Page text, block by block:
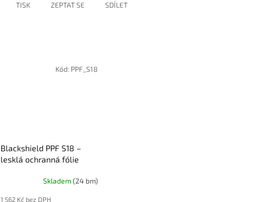
TISK ZEPTAT SE SDÍLET
Blackshield PPF S18 –
lesklá ochranná fólie
fólie na karoserii
Skladem(24 bm)
1 562 Kč bez DPH
Kód: PPF_S18